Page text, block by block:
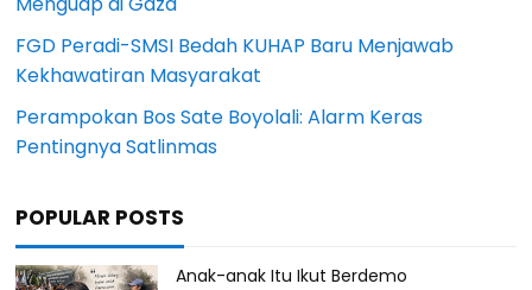
FGD Peradi-SMSI Bedah KUHAP Baru Menjawab
Kekhawatiran Masyarakat
Perampokan Bos Sate Boyolali: Alarm Keras
Pentingnya Satlinmas
POPULAR POSTS
Anak-anak Itu Ikut Berdemo